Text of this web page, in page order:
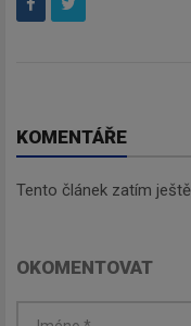
KOMENTÁŘE
Tento článek zatím
OKOMENTOVAT